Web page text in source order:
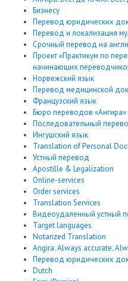
Бизнесу
Перевод юридических
Перевод и локализация
Срочный перевод на
Проект «Практикум по
начинающих
Норвежский язык
Перевод медицинской
Французский язык
Бюро переводов «Ангира»
Последовательный
Ингушский язык
Translation of Personal
Устный перевод
Apostille & Legalization
Online-services
Order services
Translation Services
Видеоудаленный устный
Target languages
Notarized Translation
Angira. Always accurate.
Перевод юридических
Dutch